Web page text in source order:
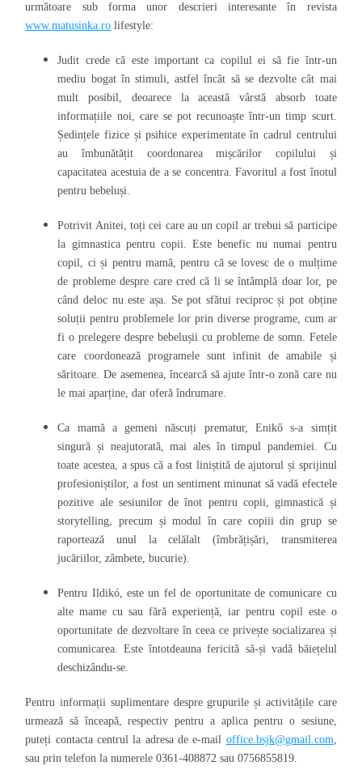
următoare sub forma unor descrieri interesante în revista
www.matusinka.ro lifestyle:
Judit crede că este important ca copilul ei să fie într-un
mediu bogat în stimuli, astfel încât să se dezvolte cât mai
mult posibil, deoarece la această vârstă absorb toate
informațiile noi, care se pot recunoaște într-un timp scurt.
Ședințele fizice și psihice experimentate în cadrul centrului
au îmbunătățit coordonarea mișcărilor copilului și
capacitatea acestuia de a se concentra. Favoritul a fost înotul
pentru bebeluși.
Potrivit Anitei, toți cei care au un copil ar trebui să participe
la gimnastica pentru copii. Este benefic nu numai pentru
copil, ci și pentru mamă, pentru că se lovesc de o mulțime
de probleme despre care cred că li se întâmplă doar lor, pe
când deloc nu este așa. Se pot sfătui reciproc și pot obține
soluții pentru problemele lor prin diverse programe, cum ar
fi o prelegere despre bebelușii cu probleme de somn. Fetele
care coordonează programele sunt infinit de amabile și
săritoare. De asemenea, încearcă să ajute într-o zonă care nu
le mai aparține, dar oferă îndrumare.
Ca mamă a gemeni născuți prematur, Enikő s-a simțit
singură și neajutorată, mai ales în timpul pandemiei. Cu
toate acestea, a spus că a fost liniștită de ajutorul și sprijinul
profesioniștilor, a fost un sentiment minunat să vadă efectele
pozitive ale sesiunilor de înot pentru copii, gimnastică și
storytelling, precum și modul în care copiii din grup se
raportează unul la celălalt (îmbrățișări, transmiterea
jucăriilor, zâmbete, bucurie).
Pentru Ildikó, este un fel de oportunitate de comunicare cu
alte mame cu sau fără experiență, iar pentru copil este o
oportunitate de dezvoltare în ceea ce privește socializarea și
comunicarea. Este întotdeauna fericită să-și vadă băiețelul
deschizându-se.
Pentru informații suplimentare despre grupurile și activitățile care
urmează să înceapă, respectiv pentru a aplica pentru o sesiune,
puteți contacta centrul la adresa de e-mail office.bsjk@gmail.com,
sau prin telefon la numerele 0361-408872 sau 0756855819.